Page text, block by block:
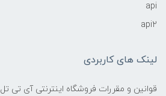
api
api2
لینک های کاربردی
قوانین و مقررات فروشگاه اینترنتی آی تی تل